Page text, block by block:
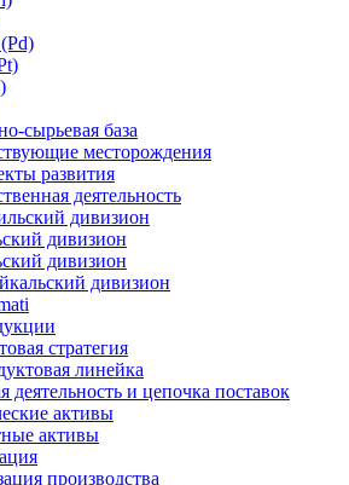
сырьевая база
месторождения
развития
деятельность
дивизион
дивизион
дивизион
дивизион
стратегия
линейка
деятельность и цепочка поставок
активы
активы
производства